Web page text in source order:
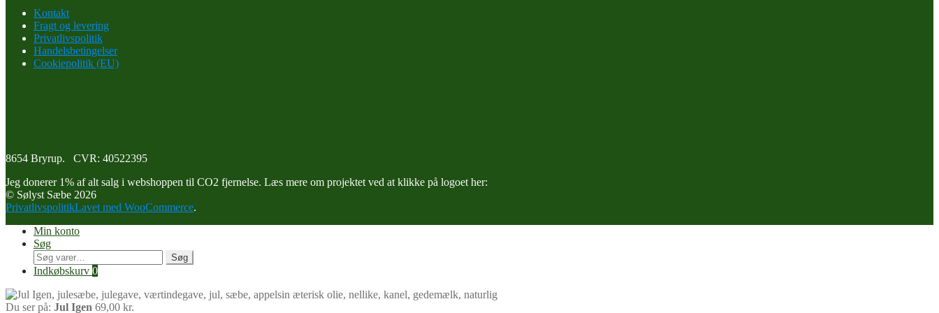
Kontakt
Fragt og levering
Privatlivspolitik
Handelsbetingelser
Cookiepolitik (EU)
8654 Bryrup. CVR: 40522395
Jeg donerer 1% af alt salg i webshoppen til CO2 fjernelse. Læs mere om projektet ved at klikke på logoet her:
© Sølyst Sæbe 2026
PrivatlivspolitikLavet med WooCommerce.
Min konto
Søg
Søg
efter:
Søg
Indkøbskurv 0
Du ser på: Jul Igen 69,00 kr.